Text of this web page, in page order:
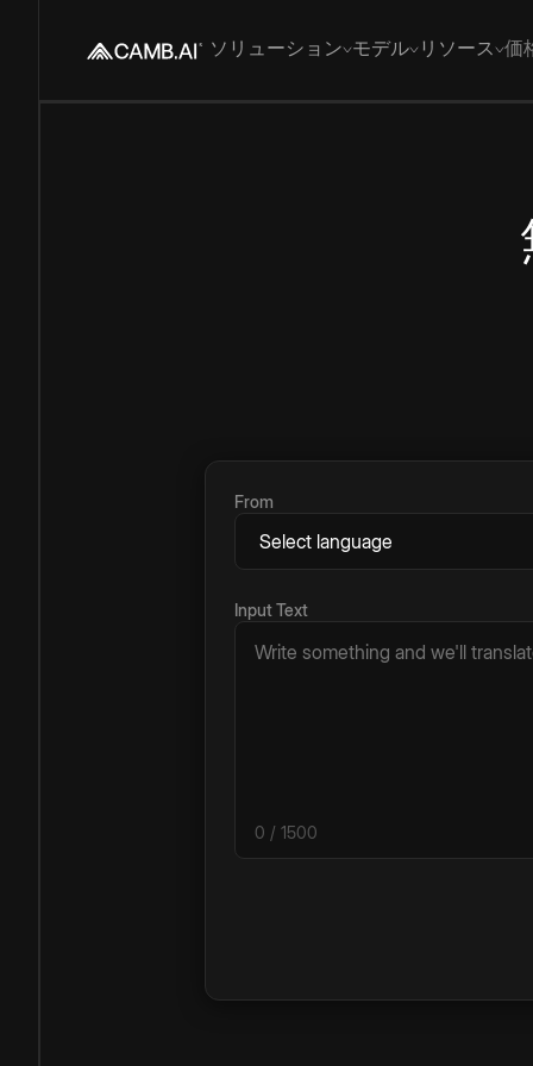
ソリューション モデル リソース 価
From
Input Text
0 / 1500